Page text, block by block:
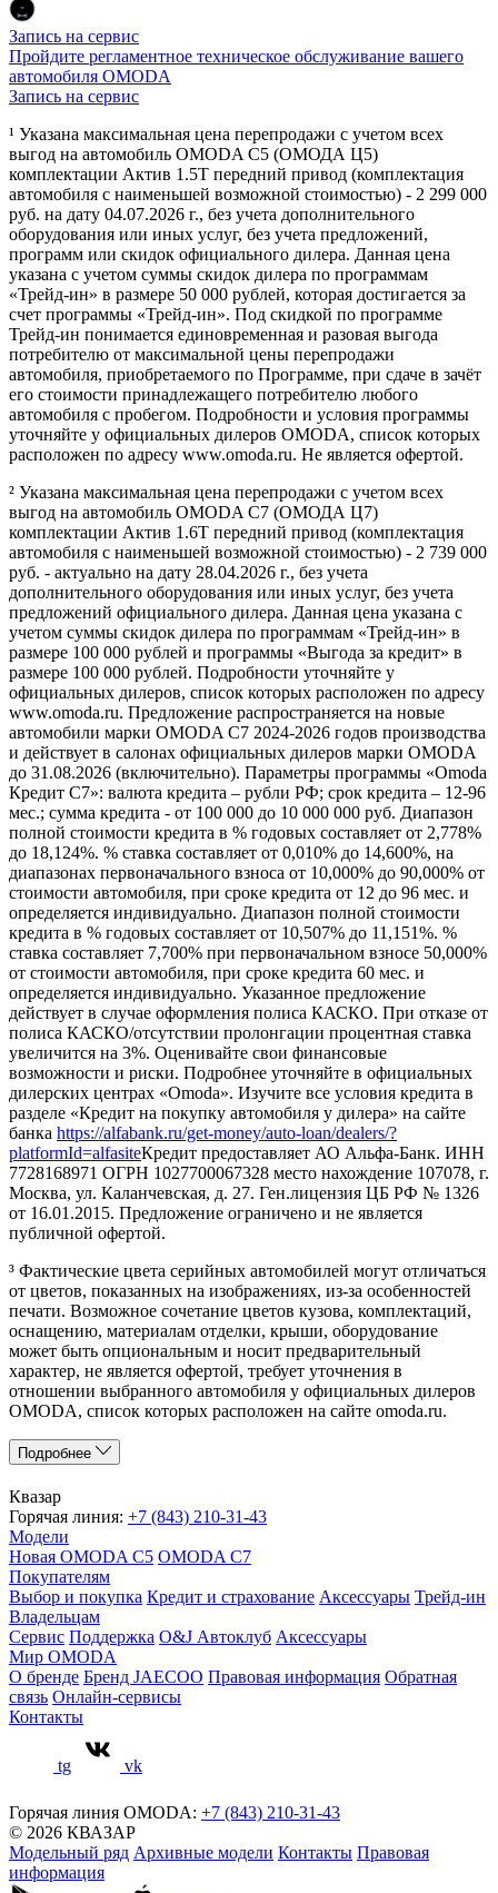
Запись на сервис
Пройдите регламентное техническое обслуживание вашего
автомобиля OMODA
Запись на сервис
¹ Указана максимальная цена перепродажи с учетом всех
выгод на автомобиль OMODA C5 (ОМОДА Ц5)
комплектации Актив 1.5Т передний привод (комплектация
автомобиля с наименьшей возможной стоимостью) - 2 299 000
руб. на дату 04.07.2026 г., без учета дополнительного
оборудования или иных услуг, без учета предложений,
программ или скидок официального дилера. Данная цена
указана с учетом суммы скидок дилера по программам
«Трейд-ин» в размере 50 000 рублей, которая достигается за
счет программы «Трейд-ин». Под скидкой по программе
Трейд-ин понимается единовременная и разовая выгода
потребителю от максимальной цены перепродажи
автомобиля, приобретаемого по Программе, при сдаче в зачёт
его стоимости принадлежащего потребителю любого
автомобиля с пробегом. Подробности и условия программы
уточняйте у официальных дилеров OMODA, список которых
расположен по адресу www.omoda.ru. Не является офертой.
² Указана максимальная цена перепродажи с учетом всех
выгод на автомобиль OMODA C7 (ОМОДА Ц7)
комплектации Актив 1.6T передний привод (комплектация
автомобиля с наименьшей возможной стоимостью) - 2 739 000
руб. - актуально на дату 28.04.2026 г., без учета
дополнительного оборудования или иных услуг, без учета
предложений официального дилера. Данная цена указана с
учетом суммы скидок дилера по программам «Трейд-ин» в
размере 100 000 рублей и программы «Выгода за кредит» в
размере 100 000 рублей. Подробности уточняйте у
официальных дилеров, список которых расположен по адресу
www.omoda.ru. Предложение распространяется на новые
автомобили марки OMODA C7 2024-2026 годов производства
и действует в салонах официальных дилеров марки OMODA
до 31.08.2026 (включительно). Параметры программы «Omoda
Кредит C7»: валюта кредита – рубли РФ; срок кредита – 12-96
мес.; сумма кредита - от 100 000 до 10 000 000 руб. Диапазон
полной стоимости кредита в % годовых составляет от 2,778%
до 18,124%. % ставка составляет от 0,010% до 14,600%, на
диапазонах первоначального взноса от 10,000% до 90,000% от
стоимости автомобиля, при сроке кредита от 12 до 96 мес. и
определяется индивидуально. Диапазон полной стоимости
кредита в % годовых составляет от 10,507% до 11,151%. %
ставка составляет 7,700% при первоначальном взносе 50,000%
от стоимости автомобиля, при сроке кредита 60 мес. и
определяется индивидуально. Указанное предложение
действует в случае оформления полиса КАСКО. При отказе от
полиса КАСКО/отсутствии пролонгации процентная ставка
увеличится на 3%. Оценивайте свои финансовые
возможности и риски. Подробнее уточняйте в официальных
дилерских центрах «Omoda». Изучите все условия кредита в
разделе «Кредит на покупку автомобиля у дилера» на сайте
банка https://alfabank.ru/get-money/auto-loan/dealers/?
platformId=alfasiteКредит предоставляет АО Альфа-Банк. ИНН
7728168971 ОГРН 1027700067328 место нахождение 107078, г.
Москва, ул. Каланчевская, д. 27. Ген.лицензия ЦБ РФ № 1326
от 16.01.2015. Предложение ограничено и не является
публичной офертой.
³ Фактические цвета серийных автомобилей могут отличаться
от цветов, показанных на изображениях, из-за особенностей
печати. Возможное сочетание цветов кузова, комплектаций,
оснащению, материалам отделки, крыши, оборудование
может быть опциональным и носит предварительный
характер, не является офертой, требует уточнения в
отношении выбранного автомобиля у официальных дилеров
OMODA, список которых расположен на сайте omoda.ru.
Подробнее
Квазар
Горячая линия: +7 (843) 210-31-43
Модели
Новая OMODA C5 OMODA C7
Покупателям
Выбор и покупка Кредит и страхование Аксессуары Трейд-ин
Владельцам
Сервис Поддержка O&J Автоклуб Аксессуары
Мир OMODA
О бренде Бренд JAECOO Правовая информация Обратная
связь Онлайн-сервисы
Контакты
tg vk
Горячая линия OMODA: +7 (843) 210-31-43
© 2026 КВАЗАР
Модельный ряд Архивные модели Контакты Правовая
информация